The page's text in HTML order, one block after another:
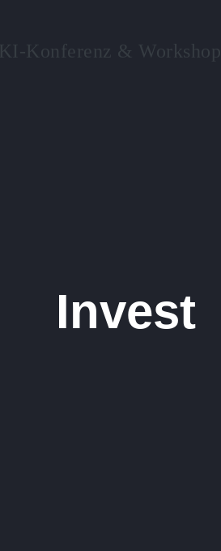
KI-Konferenz & Workshop
Invest